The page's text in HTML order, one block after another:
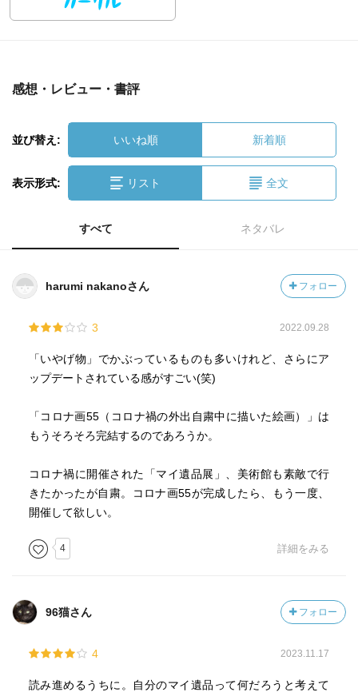
感想・レビュー・書評
並び替え: いいね順 新着順
表示形式: リスト 全文
すべて ネタバレ
harumi nakanoさん フォロー
3 2022.09.28
「いやげ物」でかぶっているものも多いけれど、さらにア
ップデートされている感がすごい(笑)
「コロナ画55（コロナ禍の外出自粛中に描いた絵画）」は
もうそろそろ完結するのであろうか。
コロナ禍に開催された「マイ遺品展」、美術館も素敵で行
きたかったが自粛。コロナ画55が完成したら、もう一度、
開催して欲しい。
4 詳細をみる
96猫さん フォロー
4 2023.11.17
読み進めるうちに。自分のマイ遺品って何だろうと考えて